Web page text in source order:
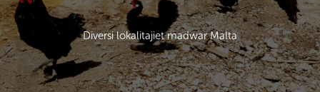
Diversi lokalitajiet madwar Malta